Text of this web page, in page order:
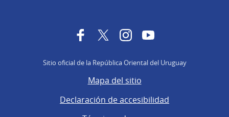
FacebookTwitterInstagramYouTube
Sitio oficial de la República Oriental del Uruguay
Mapa del sitio
Declaración de accesibilidad